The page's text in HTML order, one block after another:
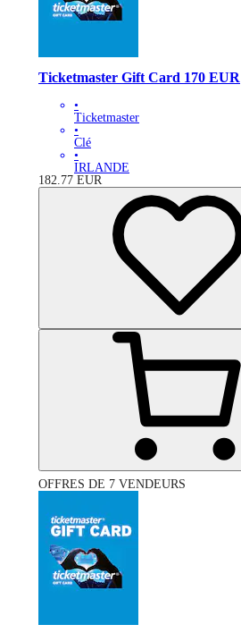
Ticketmaster Gift Card 170 EUR
•
Ticketmaster
•
Clé
•
IRLANDE
182.77 EUR
OFFRES DE 7 VENDEURS